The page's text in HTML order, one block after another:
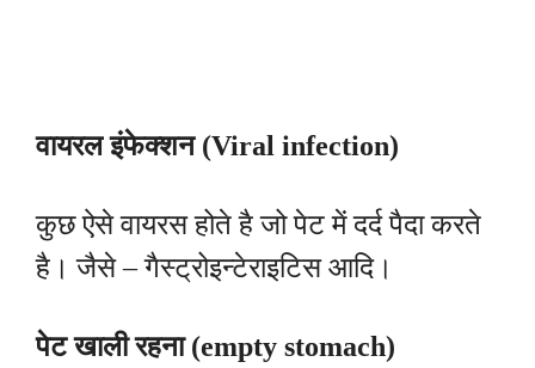
वायरल इंफेक्शन (Viral infection)
कुछ ऐसे वायरस होते है जो पेट में दर्द पैदा करते
है। जैसे – गैस्ट्रोइन्टेराइटिस आदि।
पेट खाली रहना (empty stomach)